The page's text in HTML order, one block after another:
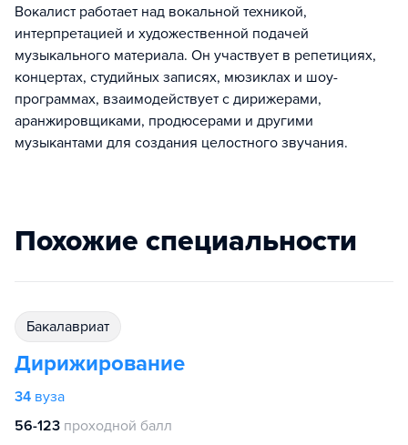
Вокалист работает над вокальной техникой,
интерпретацией и художественной подачей
музыкального материала. Он участвует в репетициях,
концертах, студийных записях, мюзиклах и шоу-
программах, взаимодействует с дирижерами,
аранжировщиками, продюсерами и другими
музыкантами для создания целостного звучания.
Похожие специальности
бакалавриат
Дирижирование
34 вуза
56-123 проходной балл